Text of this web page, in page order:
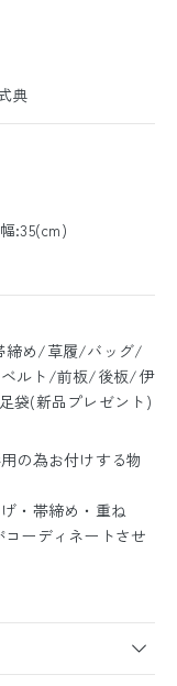
典
:35(cm)
締め/草履/バッグ/
ベルト/前板/後板/伊
袋(新品プレゼント)
の為お付けする物
・帯締め・重ね
ーディネートさせ